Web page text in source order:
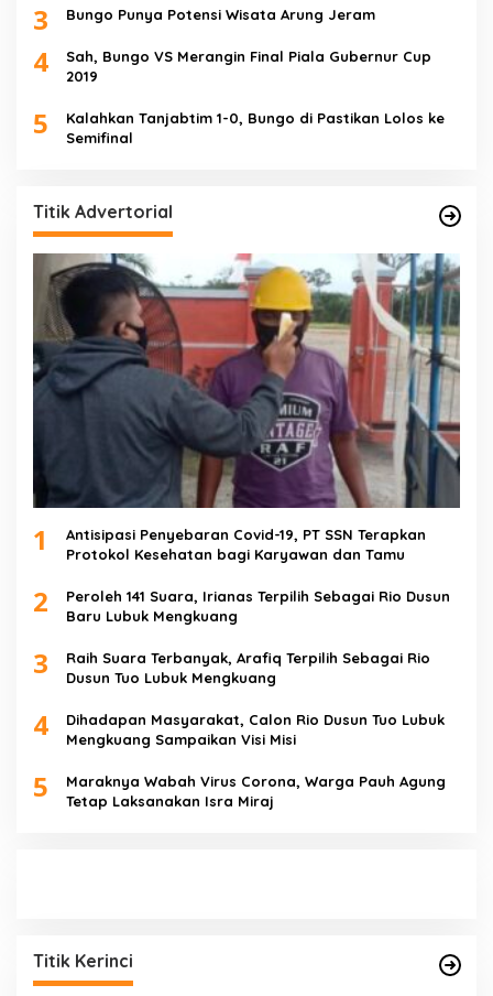
3 Bungo Punya Potensi Wisata Arung Jeram
4
Sah, Bungo VS Merangin Final Piala Gubernur Cup
2019
5
Kalahkan Tanjabtim 1-0, Bungo di Pastikan Lolos ke
Semifinal
Titik Advertorial
1
Antisipasi Penyebaran Covid-19, PT SSN Terapkan
Protokol Kesehatan bagi Karyawan dan Tamu
2
Peroleh 141 Suara, Irianas Terpilih Sebagai Rio Dusun
Baru Lubuk Mengkuang
3
Raih Suara Terbanyak, Arafiq Terpilih Sebagai Rio
Dusun Tuo Lubuk Mengkuang
4
Dihadapan Masyarakat, Calon Rio Dusun Tuo Lubuk
Mengkuang Sampaikan Visi Misi
5
Maraknya Wabah Virus Corona, Warga Pauh Agung
Tetap Laksanakan Isra Miraj
Titik Kerinci